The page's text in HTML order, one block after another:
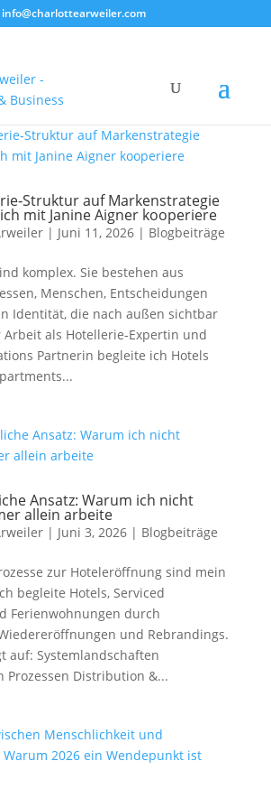
info@charlottearweiler.com
auf Markenstrategie
mit Janine Aigner kooperiere
| Juni 11, 2026| Blogbeiträge
komplex. Sie bestehen aus
Menschen, Entscheidungen
Identität, die nach außen sichtbar
als Hotellerie‑Expertin und
Partnerin begleite ich Hotels
Ansatz: Warum ich nicht
allein arbeite
| Juni 3, 2026| Blogbeiträge
zur Hoteleröffnung sind mein
begleite Hotels, Serviced
Ferienwohnungen durch
und Rebrandings.
auf: Systemlandschaften
Prozessen Distribution &...